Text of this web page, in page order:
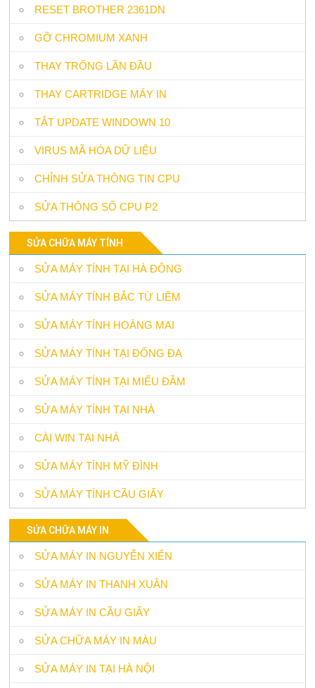
RESET BROTHER 2361DN
GỠ CHROMIUM XANH
THAY TRỐNG LẦN ĐẦU
THAY CARTRIDGE MÁY IN
TẮT UPDATE WINDOWN 10
VIRUS MÃ HÓA DỮ LIỆU
CHỈNH SỬA THÔNG TIN CPU
SỬA THÔNG SỐ CPU P2
SỬA CHỮA MÁY TÍNH
SỬA MÁY TÍNH TẠI HÀ ĐÔNG
SỬA MÁY TÍNH BẮC TỪ LIÊM
SỬA MÁY TÍNH HOÀNG MAI
SỬA MÁY TÍNH TẠI ĐỐNG ĐA
SỬA MÁY TÍNH TẠI MIẾU ĐẦM
SỬA MÁY TÍNH TẠI NHÀ
CÀI WIN TẠI NHÀ
SỬA MÁY TÍNH MỸ ĐÌNH
SỬA MÁY TÍNH CẦU GIẤY
SỬA CHỮA MÁY IN
SỬA MÁY IN NGUYỄN XIỂN
SỬA MÁY IN THANH XUÂN
SỬA MÁY IN CẦU GIẤY
SỬA CHỮA MÁY IN MÀU
SỬA MÁY IN TẠI HÀ NỘI